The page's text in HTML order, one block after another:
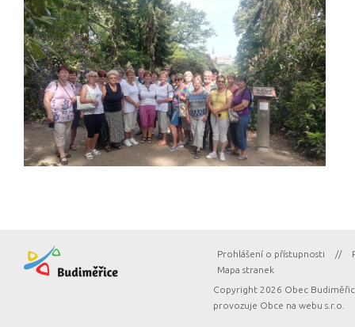
Prohlášení o přístupnosti //
Mapa stranek
Copyright 2026 Obec
provozuje Obce na webu s.r.o.